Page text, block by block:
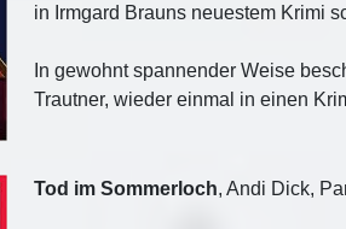
in Irmgard Brauns neuestem Krimi
In gewohnt spannender Weise
Trautner, wieder einmal in einen
Tod im Sommerloch, Andi Dick,